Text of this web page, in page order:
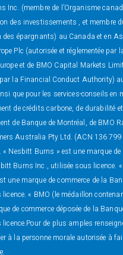
Inc. (membre de l’Organisme
des investissements , et membre
des épargnants) au Canada et en
Plc (autorisée et réglementée par
et de BMO Capital Markets
la Financial Conduct Authority)
que pour les services-conseils en
de crédits carbone, de durabilité
de Banque de Montréal, de BMO
Australia Pty Ltd. (ACN 136
Nesbitt Burns » est une marque de
Burns Inc., utilisée sous licence.
une marque de commerce de la
« BMO (le médaillon
de commerce déposée de la
de plus amples
à la personne morale autorisée à